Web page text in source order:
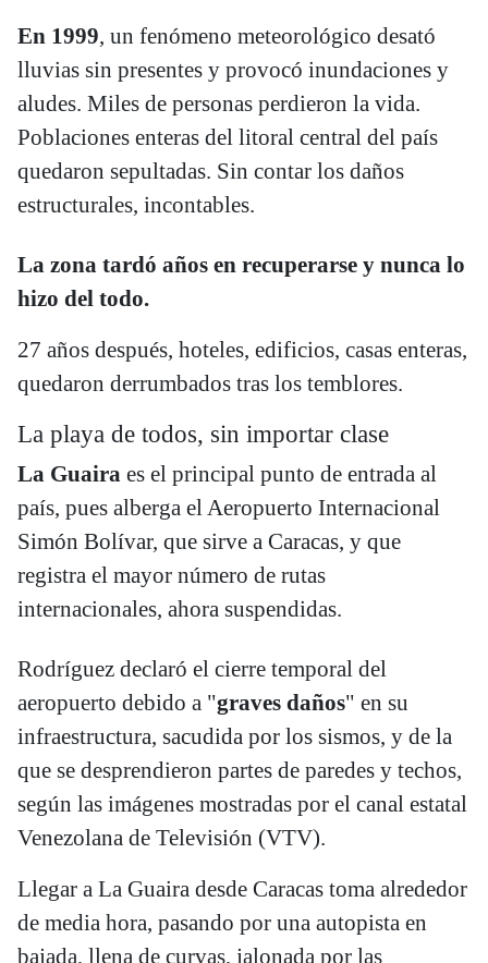
En 1999, un fenómeno meteorológico desató
lluvias sin presentes y provocó inundaciones y
aludes. Miles de personas perdieron la vida.
Poblaciones enteras del litoral central del país
quedaron sepultadas. Sin contar los daños
estructurales, incontables.
La zona tardó años en recuperarse y nunca lo
hizo del todo.
27 años después, hoteles, edificios, casas enteras,
quedaron derrumbados tras los temblores.
La playa de todos, sin importar clase
La Guaira es el principal punto de entrada al
país, pues alberga el Aeropuerto Internacional
Simón Bolívar, que sirve a Caracas, y que
registra el mayor número de rutas
internacionales, ahora suspendidas.
Rodríguez declaró el cierre temporal del
aeropuerto debido a "graves daños" en su
infraestructura, sacudida por los sismos, y de la
que se desprendieron partes de paredes y techos,
según las imágenes mostradas por el canal estatal
Venezolana de Televisión (VTV).
Llegar a La Guaira desde Caracas toma alrededor
de media hora, pasando por una autopista en
bajada, llena de curvas, jalonada por las